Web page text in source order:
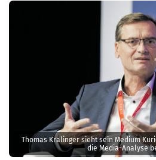
Thomas Kralinger sieht sein Medium
die Media-Analyse